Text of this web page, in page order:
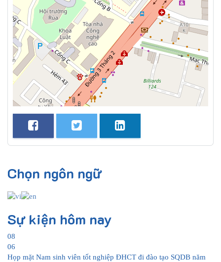
Chọn ngôn ngữ
Sự kiện hôm nay
08
06
Họp mặt Nam sinh viên tốt nghiệp ĐHCT đi đào tạo SQDB năm